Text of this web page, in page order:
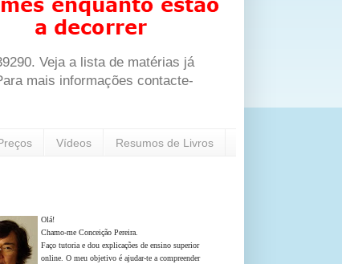
Veja a lista de matérias já
mais informações contacte-
Vídeos Resumos de Livros
Olá!
Chamo-me Conceição Pereira.
Faço tutoria e dou explicações de ensino superior
online. O meu objetivo é ajudar-te a compreender